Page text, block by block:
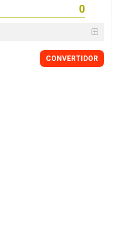
CONVERTIDOR